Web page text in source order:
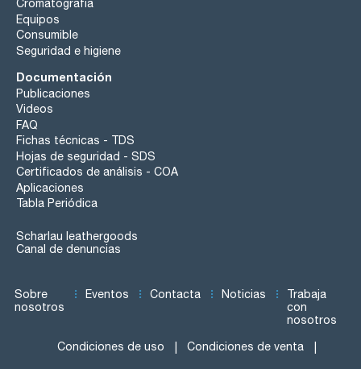
Cromatografía
Equipos
Consumible
Seguridad e higiene
Documentación
Publicaciones
Videos
FAQ
Fichas técnicas - TDS
Hojas de seguridad - SDS
Certificados de análisis - COA
Aplicaciones
Tabla Periódica
Scharlau leathergoods
Canal de denuncias
Sobre
nosotros
Eventos Contacta Noticias
Trabaja
con
nosotros
Condiciones de uso Condiciones de venta